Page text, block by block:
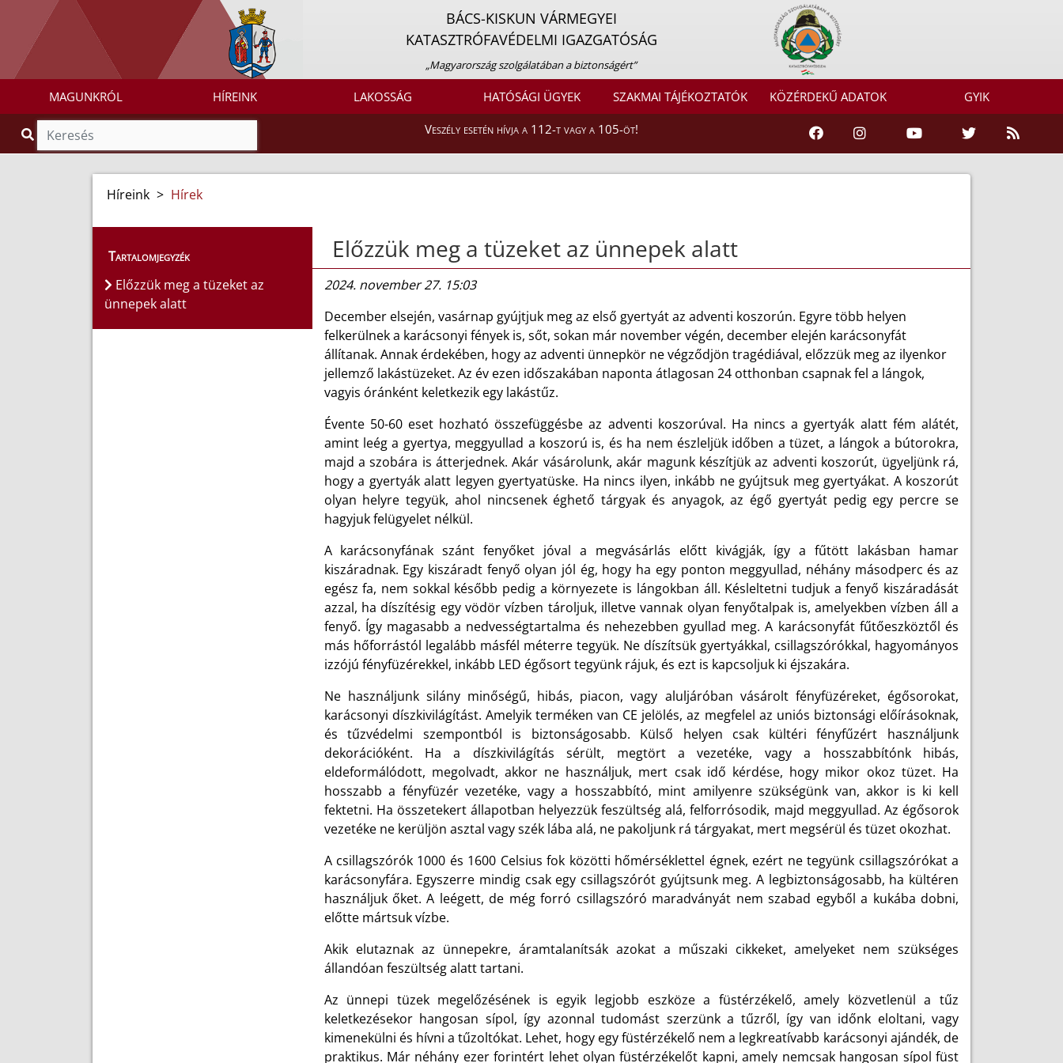
BÁCS-KISKUN VÁRMEGYEI
KATASZTRÓFAVÉDELMI IGAZGATÓSÁG
„Magyarország szolgálatában a biztonságért”
MAGUNKRÓL HÍREINK LAKOSSÁG HATÓSÁGI ÜGYEK SZAKMAI TÁJÉKOZTATÓK KÖZÉRDEKŰ ADATOK GYIK
Veszély esetén hívja a 112-t vagy a 105-öt!
Híreink > Hírek
Tartalomjegyzék
Előzzük meg a tüzeket az
ünnepek alatt
Előzzük meg a tüzeket az ünnepek alatt
2024. november 27. 15:03
December elsején, vasárnap gyújtjuk meg az első gyertyát az adventi koszorún. Egyre több helyen
felkerülnek a karácsonyi fények is, sőt, sokan már november végén, december elején karácsonyfát
állítanak. Annak érdekében, hogy az adventi ünnepkör ne végződjön tragédiával, előzzük meg az ilyenkor
jellemző lakástüzeket. Az év ezen időszakában naponta átlagosan 24 otthonban csapnak fel a lángok,
vagyis óránként keletkezik egy lakástűz.
Évente 50-60 eset hozható összefüggésbe az adventi koszorúval. Ha nincs a gyertyák alatt fém alátét,
amint leég a gyertya, meggyullad a koszorú is, és ha nem észleljük időben a tüzet, a lángok a bútorokra,
majd a szobára is átterjednek. Akár vásárolunk, akár magunk készítjük az adventi koszorút, ügyeljünk rá,
hogy a gyertyák alatt legyen gyertyatüske. Ha nincs ilyen, inkább ne gyújtsuk meg gyertyákat. A koszorút
olyan helyre tegyük, ahol nincsenek éghető tárgyak és anyagok, az égő gyertyát pedig egy percre se
hagyjuk felügyelet nélkül.
A karácsonyfának szánt fenyőket jóval a megvásárlás előtt kivágják, így a fűtött lakásban hamar
kiszáradnak. Egy kiszáradt fenyő olyan jól ég, hogy ha egy ponton meggyullad, néhány másodperc és az
egész fa, nem sokkal később pedig a környezete is lángokban áll. Késleltetni tudjuk a fenyő kiszáradását
azzal, ha díszítésig egy vödör vízben tároljuk, illetve vannak olyan fenyőtalpak is, amelyekben vízben áll a
fenyő. Így magasabb a nedvességtartalma és nehezebben gyullad meg. A karácsonyfát fűtőeszköztől és
más hőforrástól legalább másfél méterre tegyük. Ne díszítsük gyertyákkal, csillagszórókkal, hagyományos
izzójú fényfüzérekkel, inkább LED égősort tegyünk rájuk, és ezt is kapcsoljuk ki éjszakára.
Ne használjunk silány minőségű, hibás, piacon, vagy aluljáróban vásárolt fényfüzéreket, égősorokat,
karácsonyi díszkivilágítást. Amelyik terméken van CE jelölés, az megfelel az uniós biztonsági előírásoknak,
és tűzvédelmi szempontból is biztonságosabb. Külső helyen csak kültéri fényfűzért használjunk
dekorációként. Ha a díszkivilágítás sérült, megtört a vezetéke, vagy a hosszabbítónk hibás,
eldeformálódott, megolvadt, akkor ne használjuk, mert csak idő kérdése, hogy mikor okoz tüzet. Ha
hosszabb a fényfüzér vezetéke, vagy a hosszabbító, mint amilyenre szükségünk van, akkor is ki kell
fektetni. Ha összetekert állapotban helyezzük feszültség alá, felforrósodik, majd meggyullad. Az égősorok
vezetéke ne kerüljön asztal vagy szék lába alá, ne pakoljunk rá tárgyakat, mert megsérül és tüzet okozhat.
A csillagszórók 1000 és 1600 Celsius fok közötti hőmérséklettel égnek, ezért ne tegyünk csillagszórókat a
karácsonyfára. Egyszerre mindig csak egy csillagszórót gyújtsunk meg. A legbiztonságosabb, ha kültéren
használjuk őket. A leégett, de még forró csillagszóró maradványát nem szabad egyből a kukába dobni,
előtte mártsuk vízbe.
Akik elutaznak az ünnepekre, áramtalanítsák azokat a műszaki cikkeket, amelyeket nem szükséges
állandóan feszültség alatt tartani.
Az ünnepi tüzek megelőzésének is egyik legjobb eszköze a füstérzékelő, amely közvetlenül a tűz
keletkezésekor hangosan sípol, így azonnal tudomást szerzünk a tűzről, így van időnk eloltani, vagy
kimenekülni és hívni a tűzoltókat. Lehet, hogy egy füstérzékelő nem a legkreatívabb karácsonyi ajándék, de
praktikus. Már néhány ezer forintért lehet olyan füstérzékelőt kapni, amely nemcsak hangosan sípol füst